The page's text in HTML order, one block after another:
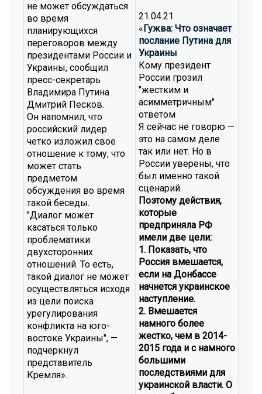
не может обсуждаться
во время
планирующихся
переговоров между
президентами России и
Украины, сообщил
пресс-секретарь
Владимира Путина
Дмитрий Песков.
Он напомнил, что
российский лидер
четко изложил свое
отношение к тому, что
может стать
предметом
обсуждения во время
такой беседы.
"Диалог может
касаться только
проблематики
двухсторонних
отношений. То есть,
такой диалог не может
осуществляться исходя
из цели поиска
урегулирования
конфликта на юго-
востоке Украины", —
подчеркнул
представитель
Кремля».
21.04.21
«Гужва: Что означает
послание Путина для
Украины
Кому президент
России грозил
"жестким и
асимметричным"
ответом
Я сейчас не говорю —
это на самом деле
так или нет. Но в
России уверены, что
был именно такой
сценарий.
Поэтому действия,
которые
предприняла РФ
имели две цели:
1. Показать, что
Россия вмешается,
если на Донбассе
начнется украинское
наступление.
2. Вмешается
намного более
жестко, чем в 2014-
2015 года и с намного
большими
последствиями для
украинской власти. О